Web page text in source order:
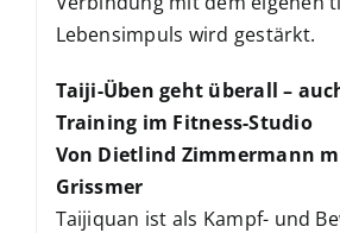
Lebensimpuls wird gestärkt.
Taiji-Üben geht überall –
Training im Fitness-Studio
Von Dietlind Zimmermann
Grissmer
Taijiquan ist als Kampf- und